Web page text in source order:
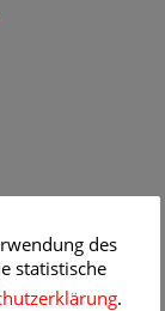
des
statistische
.